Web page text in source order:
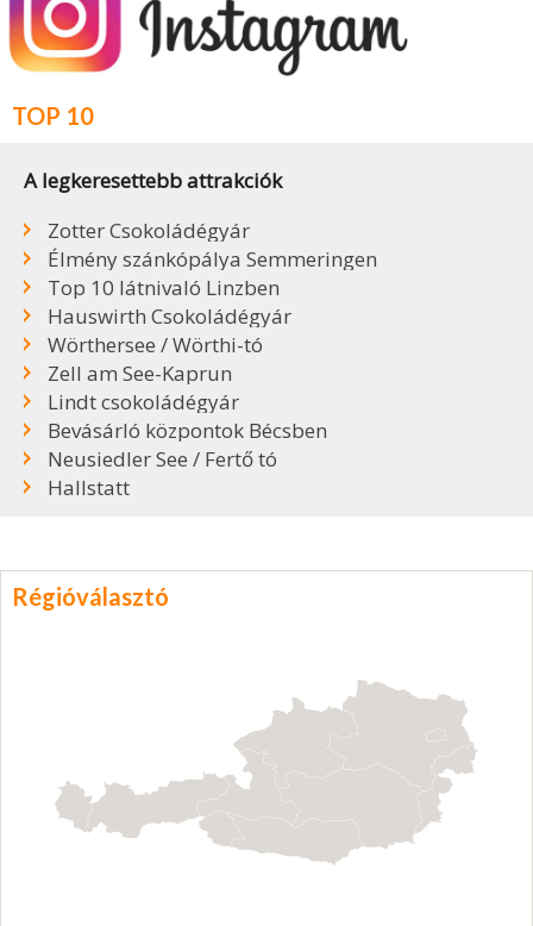
TOP 10
A legkeresettebb attrakciók
Zotter Csokoládégyár
Élmény szánkópálya Semmeringen
Top 10 látnivaló Linzben
Hauswirth Csokoládégyár
Wörthersee / Wörthi-tó
Zell am See-Kaprun
Lindt csokoládégyár
Bevásárló központok Bécsben
Neusiedler See / Fertő tó
Hallstatt
Régióválasztó